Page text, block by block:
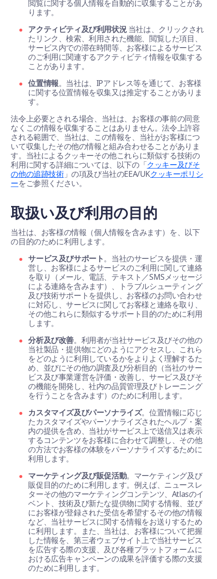
閲覧に関する個人情報を自動的に収集することがあ
ります。
アクティビティ及び利用状況当社は、クリックされ
たリンク、検索、利用された機能、閲覧した項目、
サービス内での滞在時間等、お客様によるサービス
のご利用に関連するアクティビティ情報を収集する
ことがあります。
位置情報。当社は、IPアドレス等を通じて、お客様
に関する位置情報を収集又は推定することがありま
す。
法令上必要とされる場合、当社は、お客様の事前の同意
なくこの情報を収集することはありません。法令上許容
される範囲で、当社は、この情報を、当社がお客様につ
いて収集したその他の情報と組み合わせることがありま
す。当社によるクッキーその他これらに類似する技術の
利用に関する詳細については、以下の「クッキー及びそ
の他の追跡技術」の項及び当社のEEA/UKクッキーポリシ
ーをご参照ください。
取扱い及び利用の目的
当社は、お客様の情報（個人情報を含みます）を、以下
の目的のために利用します。
サービス及びサポート。当社のサービスを提供・運
営し、お客様によるサービスのご利用に関して連絡
を取り（メール、電話、テキスト／SMSメッセージ
による連絡を含みます）、トラブルシューティング
及び技術サポートを提供し、お客様のお問い合わせ
に対応し、サービスに関してお客様と連絡を取り、
その他これらに類似するサポート目的のために利用
します。
分析及び改善。利用者が当社サービス及びその他の
当社製品・提供物にどのようにアクセスし、これら
をどのように利用しているかをよりよく理解するた
め、並びにその他の調査及び分析目的（当社のサー
ビス及び事業運営を評価・改善し、サービス及びそ
の機能を開発し、社内の品質管理及びトレーニング
を行うことを含みます）のために利用します。
カスタマイズ及びパーソナライズ。位置情報に応じ
たカスタマイズやパーソナライズされたヘルプ・案
内の提供を含め、当社がサービス上で送信又は表示
するコンテンツをお客様に合わせて調整し、その他
の方法でお客様の体験をパーソナライズするために
利用します。
マーケティング及び販促活動。マーケティング及び
販促目的のために利用します。例えば、ニュースレ
ターその他のマーケティングコンテンツ、Atlasのイ
ベント、技術及び新たな提供物に関する情報、並び
にお客様が登録された受信を希望するその他の情報
など、当社サービスに関する情報をお送りするため
に利用します。また、当社は、お客様について把握
した情報を、第三者ウェブサイト上で当社サービス
を広告する際の支援、及び各種プラットフォームに
おける広告キャンペーンの成果を評価する際の支援
のために利用します。